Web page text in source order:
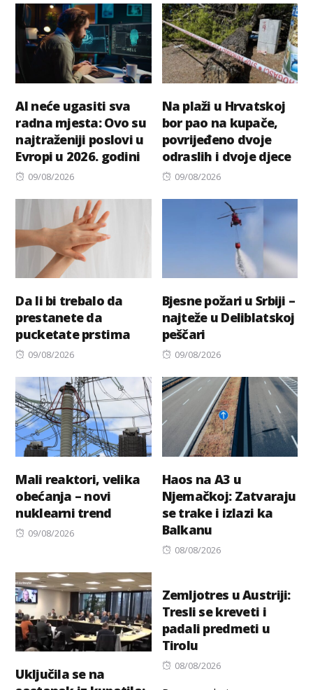
AI neće ugasiti sva
radna mjesta: Ovo su
najtraženiji poslovi u
Evropi u 2026. godini
Posted
09/08/2026
Na plaži u Hrvatskoj
bor pao na kupače,
povrijeđeno dvoje
odraslih i dvoje djece
Posted
09/08/2026
Da li bi trebalo da
prestanete da
pucketate prstima
Posted
09/08/2026
Bjesne požari u Srbiji –
najteže u Deliblatskoj
peščari
Posted
09/08/2026
Mali reaktori, velika
obećanja – novi
nuklearni trend
Posted
09/08/2026
Haos na A3 u
Njemačkoj: Zatvaraju
se trake i izlazi ka
Balkanu
Posted
08/08/2026
Uključila se na
Zemljotres u Austriji:
Tresli se kreveti i
padali predmeti u
Tirolu
Posted
08/08/2026